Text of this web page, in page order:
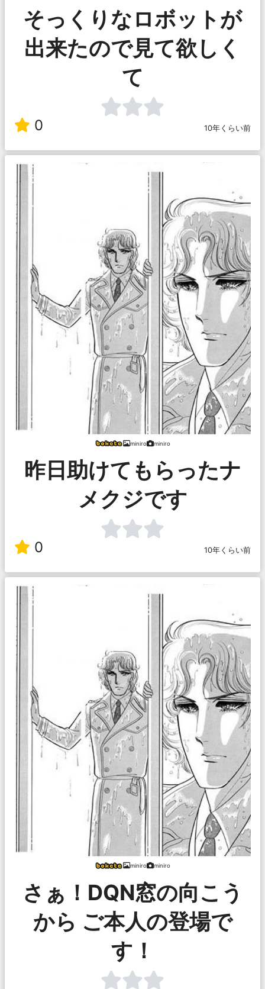
そっくりなロボットが
出来たので見て欲しく
て
0 10年くらい前
miniro miniro
昨日助けてもらったナ
メクジです
0 10年くらい前
miniro miniro
さぁ！DQN窓の向こう
から ご本人の登場で
す！